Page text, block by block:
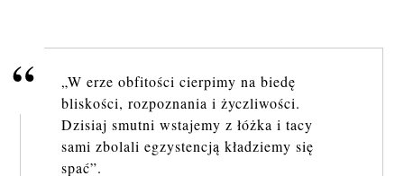
„W erze obfitości cierpimy na biedę
bliskości, rozpoznania i życzliwości.
Dzisiaj smutni wstajemy z łóżka i tacy
sami zbolali egzystencją kładziemy się
spać”.